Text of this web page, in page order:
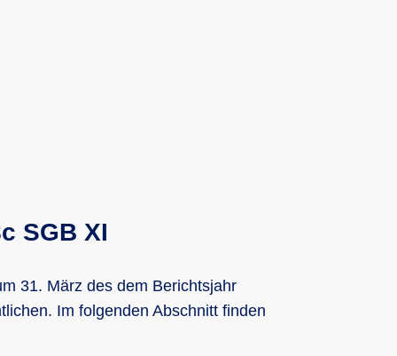
SGB XI
31. März des dem Berichtsjahr
Im folgenden Abschnitt finden